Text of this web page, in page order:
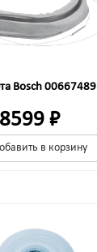
Bosch 00667489
8599 ₽
в корзину